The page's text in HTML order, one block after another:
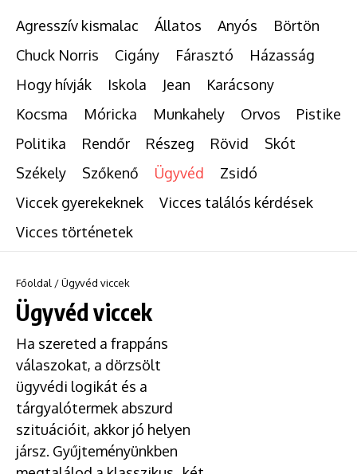
Agresszív kismalac Állatos Anyós
Börtön
Chuck Norris
Cigány Fárasztó
Házasság
Hogy hívják
Iskola Jean
Karácsony
Kocsma
Móricka Munkahely Orvos
Pistike
Politika
Rendőr Részeg Rövid
Skót
Székely
Szőkenő Ügyvéd
Zsidó
Viccek gyerekeknek
Vicces találós kérdések
Vicces történetek
Főoldal /Ügyvéd viccek
Ügyvéd viccek
Ha szereted a frappáns
válaszokat, a dörzsölt
ügyvédi logikát és a
tárgyalótermek abszurd
szituációit, akkor jó helyen
jársz. Gyűjteményünkben